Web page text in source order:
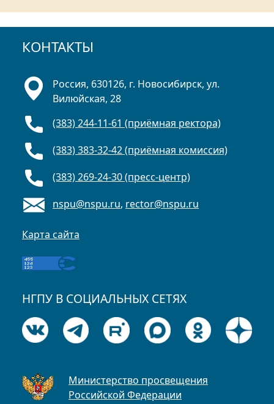
КОНТАКТЫ
Россия, 630126, г. Новосибирск, ул.
Вилюйская, 28
(383) 244-11-61 (приёмная ректора)
(383) 383-32-42 (приёмная комиссия)
(383) 269-24-30 (пресс-центр)
nspu@nspu.ru, rector@nspu.ru
Карта сайта
НГПУ В СОЦИАЛЬНЫХ СЕТЯХ
Министерство просвещения
Российской Федерации